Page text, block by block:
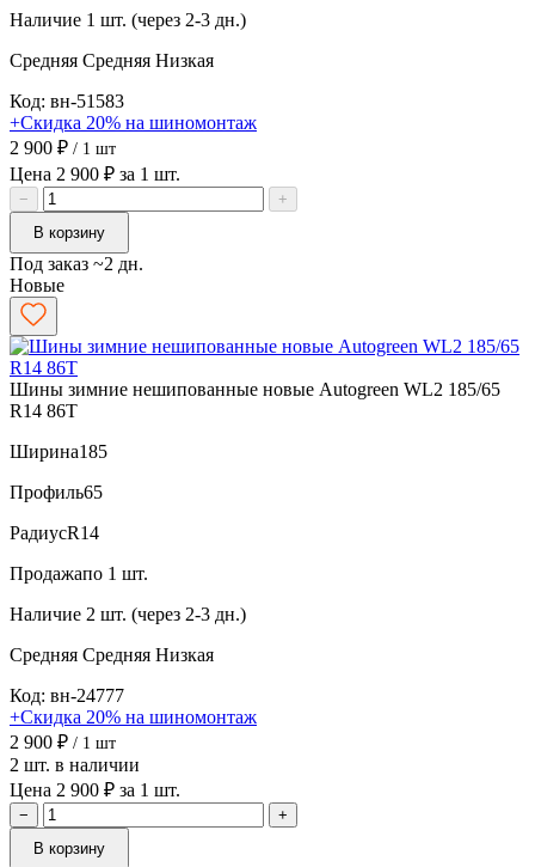
Наличие 1 шт. (через 2-3 дн.)
Средняя Средняя Низкая
Код: вн-51583
+Скидка 20% на шиномонтаж
2 900 ₽ / 1 шт
Цена 2 900 ₽ за 1 шт.
−
+
В корзину
Под заказ ~2 дн.
Новые
Шины зимние нешипованные новые Autogreen WL2 185/65
R14 86T
Ширина185
Профиль65
РадиусR14
Продажапо 1 шт.
Наличие 2 шт. (через 2-3 дн.)
Средняя Средняя Низкая
Код: вн-24777
+Скидка 20% на шиномонтаж
2 900 ₽ / 1 шт
2 шт. в наличии
Цена 2 900 ₽ за 1 шт.
−
+
В корзину